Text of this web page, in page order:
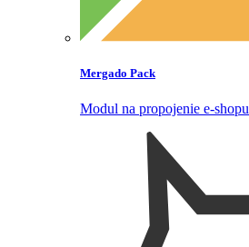
Mergado Pack
Modul na propojenie e‑shopu